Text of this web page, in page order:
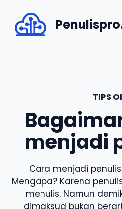
content
TIPS
menjadi
Cara menjadi
Mengapa? Karena
menulis. Namun
dimaksud bukan